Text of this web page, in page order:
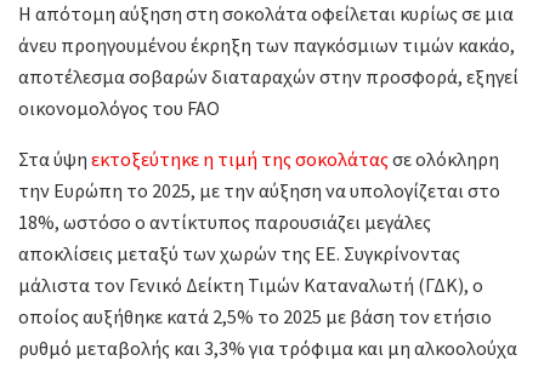
Η απότομη αύξηση στη σοκολάτα οφείλεται κυρίως σε μια
άνευ προηγουμένου έκρηξη των παγκόσμιων τιμών κακάο,
αποτέλεσμα σοβαρών διαταραχών στην προσφορά, εξηγεί
οικονομολόγος του FAO
Στα ύψη εκτοξεύτηκε η τιμή της σοκολάταςσε ολόκληρη
την Ευρώπη το 2025, με την αύξηση να υπολογίζεται στο
18%, ωστόσο ο αντίκτυπος παρουσιάζει μεγάλες
αποκλίσεις μεταξύ των χωρών της ΕΕ. Συγκρίνοντας
μάλιστα τον Γενικό Δείκτη Τιμών Καταναλωτή (ΓΔΚ), ο
οποίος αυξήθηκε κατά 2,5% το 2025 με βάση τον ετήσιο
ρυθμό μεταβολής και 3,3% για τρόφιμα και μη αλκοολούχα